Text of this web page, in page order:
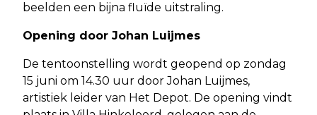
beelden een bijna fluïde uitstraling.
Opening door Johan Luijmes
De tentoonstelling wordt geopend op zondag
15 juni om 14.30 uur door Johan Luijmes,
artistiek leider van Het Depot. De opening vindt